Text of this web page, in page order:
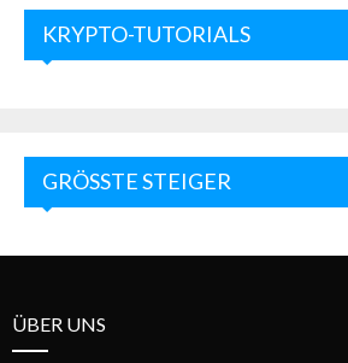
KRYPTO-TUTORIALS
GRÖSSTE STEIGER
ÜBER UNS